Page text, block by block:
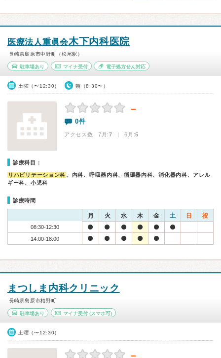
医療法人重眞会木下内科医院
長崎県島原市中野町（松尾駅）
駐車場あり マイナ受付 電子処方せん対応
土曜（〜12:30） 朝（8:30〜）
－
0件
アクセス数 7月:7 | 6月:5
診療科目：
リハビリテーション科 、内科、呼吸器内科、循環器内科、消化器内科、アレル
ギー科、小児科
診療時間
月 火 水 木 金 土 日 祝
08:30-12:30
14:00-18:00
まつしま内科クリニック
長崎県島原市柏野町
駐車場あり マイナ受付(スマホ可)
土曜（〜12:30）
－